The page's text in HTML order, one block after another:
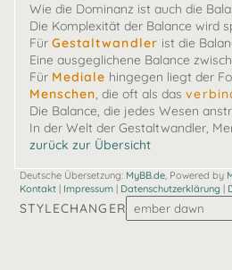
Wie die Dominanz ist auch die
Die Komplexität der Balance wird
Für Gestaltwandler ist die
Eine ausgeglichene Balance
Für Mediale hingegen liegt der
Menschen, die oft als das
Die Balance, die jedes Wesen
In der Welt der Gestaltwandler,
zurück zur Übersicht
Deutsche Übersetzung: MyBB.de, Powered by
Kontakt | Impressum | Datenschutzerklärung |
STYLECHANGER